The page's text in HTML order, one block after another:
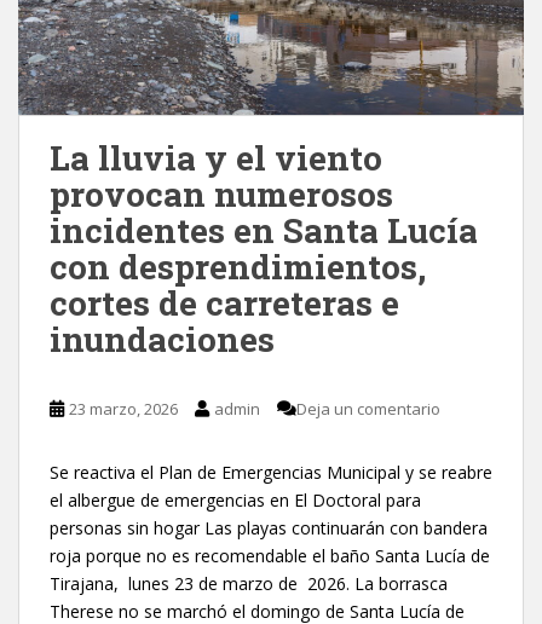
La lluvia y el viento
provocan numerosos
incidentes en Santa Lucía
con desprendimientos,
cortes de carreteras e
inundaciones
23 marzo, 2026 admin Deja un comentario
Se reactiva el Plan de Emergencias Municipal y se reabre
el albergue de emergencias en El Doctoral para
personas sin hogar Las playas continuarán con bandera
roja porque no es recomendable el baño Santa Lucía de
Tirajana, lunes 23 de marzo de 2026. La borrasca
Therese no se marchó el domingo de Santa Lucía de